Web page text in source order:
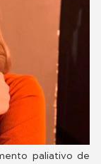
paliativo de